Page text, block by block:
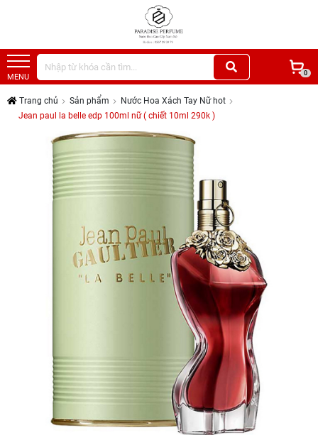
MENU 0
Trang chủ Sản phẩm
Nước Hoa Xách Tay Nữ hot
Jean paul la belle edp 100ml nữ ( chiết 10ml 290k )